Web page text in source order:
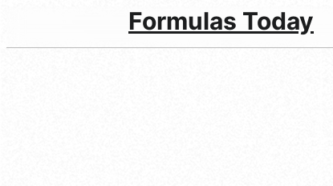
Formulas Today